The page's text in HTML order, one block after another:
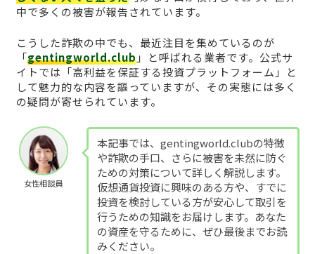
中で多くの被害が報告されています。
こうした詐欺の中でも、最近注目を集めているのが
「gentingworld.club」と呼ばれる業者です。公式サ
イトでは「高利益を保証する投資プラットフォーム」と
して魅力的な内容を謳っていますが、その実態には多く
の疑問が寄せられています。
女性相談員
本記事では、gentingworld.clubの特徴
や詐欺の手口、さらに被害を未然に防ぐ
ための対策について詳しく解説します。
仮想通貨投資に興味のある方や、すでに
投資を検討している方が安心して取引を
行うための知識をお届けします。あなた
の資産を守るために、ぜひ最後までお読
みください。